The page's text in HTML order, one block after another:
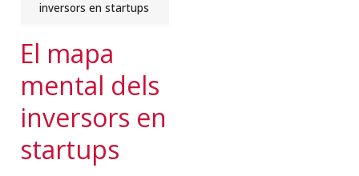
inversors en startups
El mapa
mental dels
inversors en
startups